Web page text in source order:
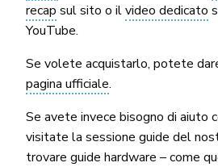
recap sul sito o ilvideo dedicato
YouTube.
Se volete acquistarlo, potete
pagina ufficiale.
Se avete invece bisogno di aiuto
visitate la sessione guide del
trovare guide hardware – come